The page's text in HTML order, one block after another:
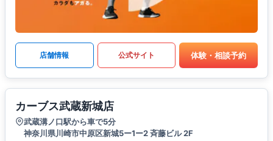
店舗情報 公式サイト 体験・相談予約
カーブス武蔵新城店
武蔵溝ノ口駅から車で5分
神奈川県川崎市中原区新城5ー1ー2 斉藤ビル 2F